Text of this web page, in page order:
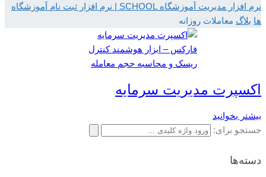
نرم افزار مدیریت آموزشگاه SCHOOL | نرم افزار ثبت نام آموزشگاه
ها بلاگ معاملات روزانه
اکسپرت مدیریت سرمایه
بیشتر بخوانید
جستجو برای:
دسته‌ها